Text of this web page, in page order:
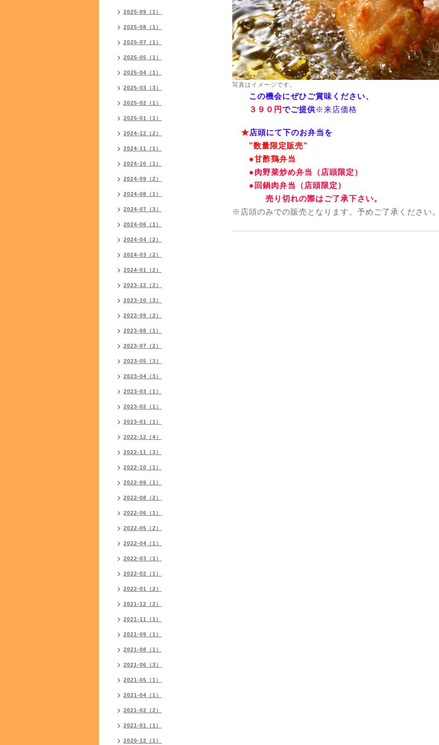
写真はイメージです。
この機会にぜひご賞味ください、
３９０円 でご提供※来店価格
★店頭にて下のお弁当を
”数量限定販売”
●甘酢鶏弁当
●肉野菜炒め弁当（店頭限定）
●回鍋肉弁当（店頭限定）
売り切れの際はご了承下さい。
※店頭のみでの販売となります。 予めご了承ください
2025-09（1）
2025-08（1）
2025-07（1）
2025-05（1）
2025-04（1）
2025-03（3）
2025-02（1）
2025-01（1）
2024-12（2）
2024-11（1）
2024-10（1）
2024-09（2）
2024-08（1）
2024-07（3）
2024-06（1）
2024-04（2）
2024-03（2）
2024-01（2）
2023-12（2）
2023-10（3）
2023-09（2）
2023-08（1）
2023-07（2）
2023-05（3）
2023-04（3）
2023-03（1）
2023-02（1）
2023-01（1）
2022-12（4）
2022-11（3）
2022-10（1）
2022-09（1）
2022-08（2）
2022-06（1）
2022-05（2）
2022-04（1）
2022-03（1）
2022-02（1）
2022-01（2）
2021-12（2）
2021-11（1）
2021-09（1）
2021-08（1）
2021-06（3）
2021-05（1）
2021-04（1）
2021-02（2）
2021-01（1）
2020-12（1）